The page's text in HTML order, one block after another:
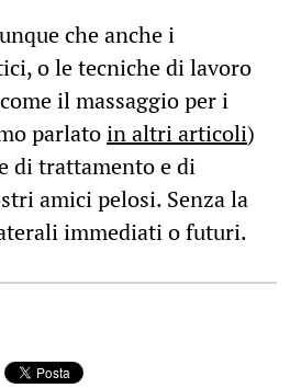
che anche i
o le tecniche di lavoro
il massaggio per i
parlatoin altri articoli)
di trattamento e di
amici pelosi. Senza la
immediati o futuri.